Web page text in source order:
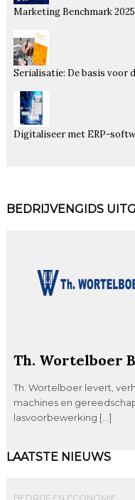
Marketing Benchmark 2025
Serialisatie: De basis voor
Digitaliseer met ERP-
BEDRIJVENGIDS
Th. Wortelboer
Th. Wortelboer levert,
machines en
lasvoorbewerking […]
LAATSTE NIEUWS
BEDRIJF EN ECONOMIE